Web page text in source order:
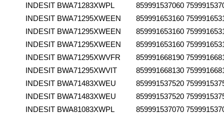
INDESIT BWA71283XWPL 859991537060
INDESIT BWA71295XWEEN 859991653160
INDESIT BWA71295XWEEN 859991653160
INDESIT BWA71295XWEEN 859991653160
INDESIT BWA71295XWVFR 859991668190
INDESIT BWA71295XWVIT 859991668130
INDESIT BWA71483XWEU 859991537520
INDESIT BWA71483XWEU 859991537520
INDESIT BWA81083XWPL 859991537070